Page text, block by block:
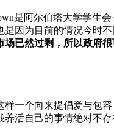
是阿尔伯塔大学学生会
因为目前的情况今时
场已然过剩，所以政府
一个向来提倡爱与包
活自己的事情绝对不存